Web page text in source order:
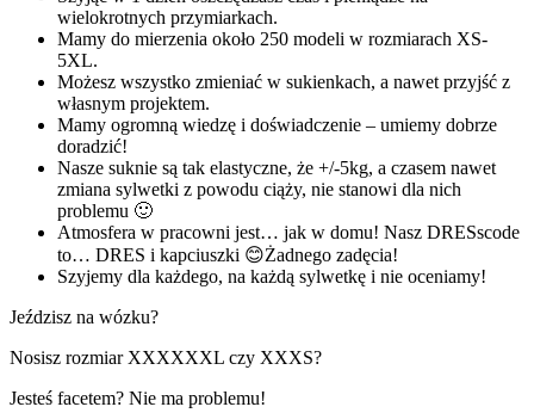
wielokrotnych przymiarkach.
Mamy do mierzenia około 250 modeli w rozmiarach XS-
5XL.
Możesz wszystko zmieniać w sukienkach, a nawet przyjść z
własnym projektem.
Mamy ogromną wiedzę i doświadczenie – umiemy dobrze
doradzić!
Nasze suknie są tak elastyczne, że +/-5kg, a czasem nawet
zmiana sylwetki z powodu ciąży, nie stanowi dla nich
problemu 🙂
Atmosfera w pracowni jest… jak w domu! Nasz DRESscode
to… DRES i kapciuszki 😊Żadnego zadęcia!
Szyjemy dla każdego, na każdą sylwetkę i nie oceniamy!
Jeździsz na wózku?
Nosisz rozmiar XXXXXXL czy XXXS?
Jesteś facetem? Nie ma problemu!